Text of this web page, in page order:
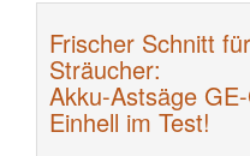
Frischer Schnitt
Sträucher:
Akku-Astsäge
Einhell im Test!